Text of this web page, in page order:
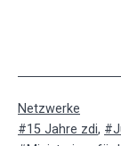
Kategorisiert
als
Netzwerke
Verschlagwortet
15 Jahre zdi,